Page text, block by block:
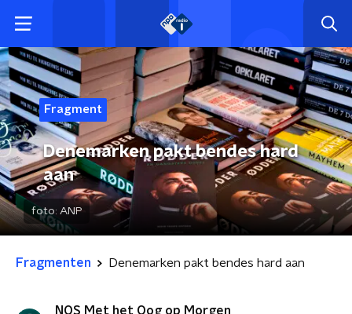
Fragment
Denemarken pakt bendes hard
aan
foto: ANP
Fragmenten Denemarken pakt bendes hard aan
NOS Met het Oog op Morgen